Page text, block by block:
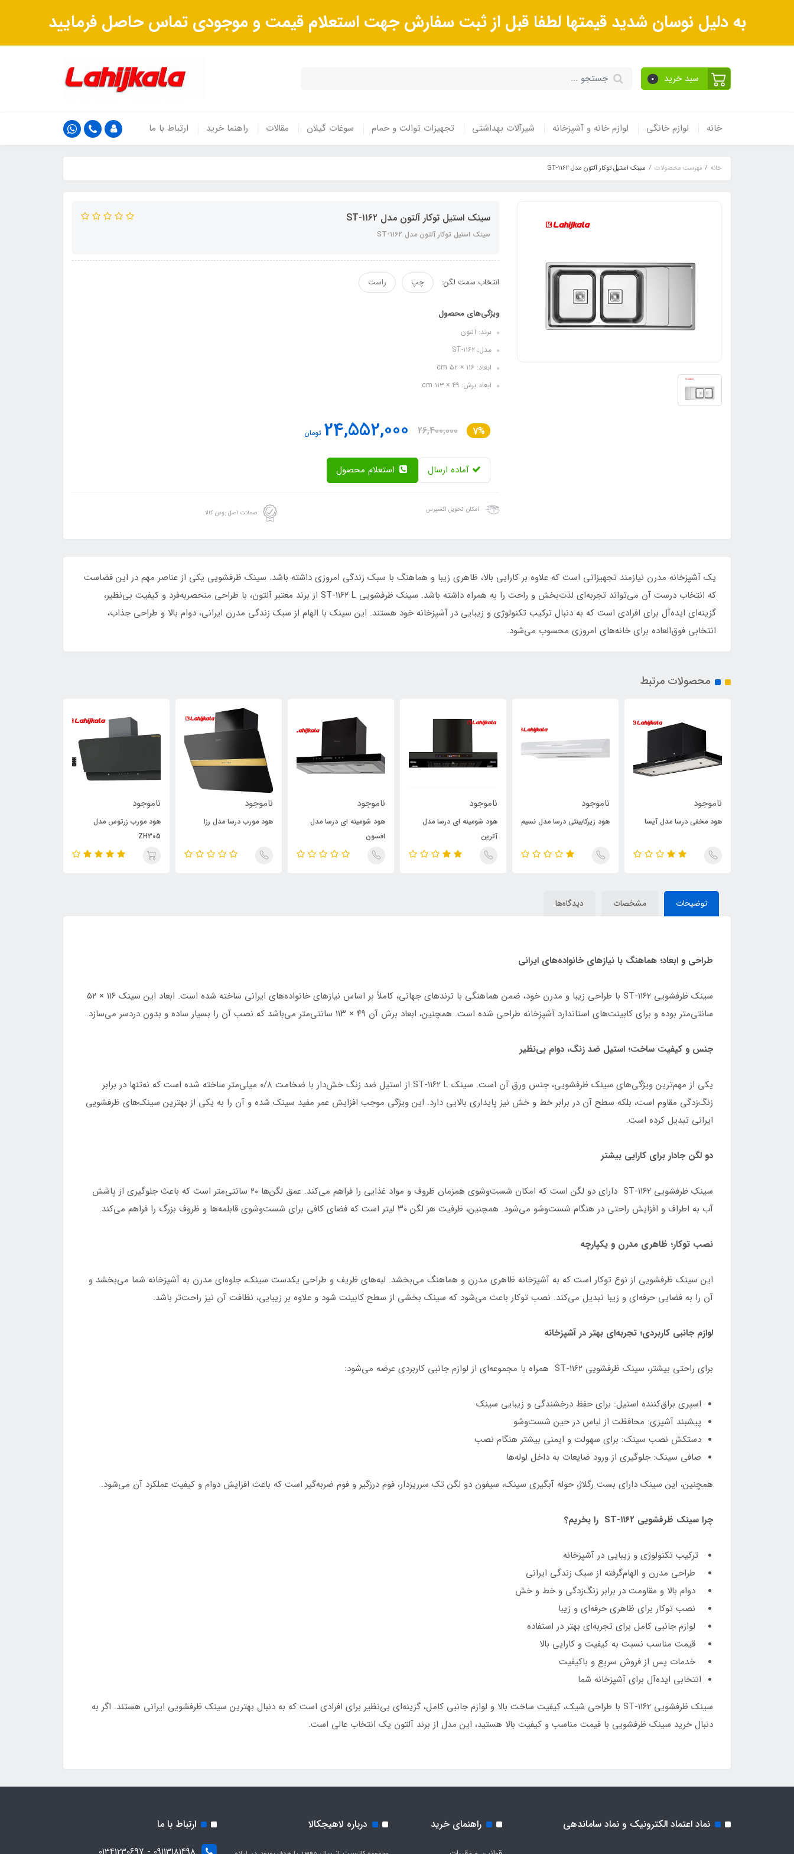
به دلیل نوسان شدید قیمتها لطفا قبل از ثبت سفارش جهت استعلام قیمت و موجودی تماس حاصل فرمایید
سبد خرید 0
خانه لوازم خانگی لوازم خانه و آشپزخانه شیرآلات بهداشتی تجهیزات توالت و حمام سوغات گیلان مقالات راهنما خرید ارتباط با ما
خانه فهرست محصولات سینک استیل توکار آلتون مدل ST-۱۱۶۲
سینک استیل توکار آلتون مدل ST-۱۱۶۲
سینک استیل توکار آلتون مدل ST-۱۱۶۲
انتخاب سمت لگن: چپ راست
ویژگی‌های محصول
برند: آلتون
مدل: ST-۱۱۶۲
ابعاد: ۱۱۶ × ۵۲ cm
ابعاد برش: ۴۹ × ۱۱۳ cm
7%
26,400,000
24,552,000 تومان
آماده ارسال
امکان تحویل اکسپرس ضمانت اصل بودن کالا
یک آشپزخانه مدرن نیازمند تجهیزاتی است که علاوه بر کارایی بالا، ظاهری زیبا و هماهنگ با سبک زندگی امروزی داشته باشد. سینک ظرفشویی یکی از عناصر مهم در این فضاست
که انتخاب درست آن می‌تواند تجربه‌ای لذت‌بخش و راحت را به همراه داشته باشد. سینک ظرفشویی ST-۱۱۶۲ L از برند معتبر آلتون، با طراحی منحصربه‌فرد و کیفیت بی‌نظیر،
گزینه‌ای ایده‌آل برای افرادی است که به دنبال ترکیب تکنولوژی و زیبایی در آشپزخانه خود هستند. این سینک با الهام از سبک زندگی مدرن ایرانی، دوام بالا و طراحی جذاب،
انتخابی فوق‌العاده برای خانه‌های امروزی محسوب می‌شود.
محصولات مرتبط
ناموجود
هود مخفی درسا مدل آیسا
ناموجود
هود زیرکابینتی درسا مدل نسیم
ناموجود
هود شومینه ای درسا مدل
آترین
ناموجود
هود شومینه ای درسا مدل
افسون
ناموجود
هود مورب درسا مدل رزا
ناموجود
هود مورب زرتوس مدل
ZH305
توضیحات مشخصات دیدگاه‌ها
طراحی و ابعاد؛ هماهنگ با نیازهای خانواده‌های ایرانی
سینک ظرفشویی ST-۱۱۶۲ با طراحی زیبا و مدرن خود، ضمن هماهنگی با ترندهای جهانی، کاملاً بر اساس نیازهای خانواده‌های ایرانی ساخته شده است. ابعاد این سینک ۱۱۶ × ۵۲
سانتی‌متر بوده و برای کابینت‌های استاندارد آشپزخانه طراحی شده است. همچنین، ابعاد برش آن ۴۹ × ۱۱۳ سانتی‌متر می‌باشد که نصب آن را بسیار ساده و بدون دردسر می‌سازد.
جنس و کیفیت ساخت؛ استیل ضد زنگ، دوام بی‌نظیر
یکی از مهم‌ترین ویژگی‌های سینک ظرفشویی، جنس ورق آن است. سینک ST-۱۱۶۲ L از استیل ضد زنگ خش‌دار با ضخامت ۰/۸ میلی‌متر ساخته شده است که نه‌تنها در برابر
زنگ‌زدگی مقاوم است، بلکه سطح آن در برابر خط و خش نیز پایداری بالایی دارد. این ویژگی موجب افزایش عمر مفید سینک شده و آن را به یکی از بهترین سینک‌های ظرفشویی
ایرانی تبدیل کرده است.
دو لگن جادار برای کارایی بیشتر
سینک ظرفشویی ST-۱۱۶۲ دارای دو لگن است که امکان شست‌وشوی همزمان ظروف و مواد غذایی را فراهم می‌کند. عمق لگن‌ها ۲۰ سانتی‌متر است که باعث جلوگیری از پاشش
آب به اطراف و افزایش راحتی در هنگام شست‌وشو می‌شود. همچنین، ظرفیت هر لگن ۳۰ لیتر است که فضای کافی برای شست‌وشوی قابلمه‌ها و ظروف بزرگ را فراهم می‌کند.
نصب توکار؛ ظاهری مدرن و یکپارچه
این سینک ظرفشویی از نوع توکار است که به آشپزخانه ظاهری مدرن و هماهنگ می‌بخشد. لبه‌های ظریف و طراحی یکدست سینک، جلوه‌ای مدرن به آشپزخانه شما می‌بخشد و
آن را به فضایی حرفه‌ای و زیبا تبدیل می‌کند. نصب توکار باعث می‌شود که سینک بخشی از سطح کابینت شود و علاوه بر زیبایی، نظافت آن نیز راحت‌تر باشد.
لوازم جانبی کاربردی؛ تجربه‌ای بهتر در آشپزخانه
برای راحتی بیشتر، سینک ظرفشویی ST-۱۱۶۲ همراه با مجموعه‌ای از لوازم جانبی کاربردی عرضه می‌شود:
اسپری براق‌کننده استیل: برای حفظ درخشندگی و زیبایی سینک
پیشبند آشپزی: محافظت از لباس در حین شست‌وشو
دستکش نصب سینک: برای سهولت و ایمنی بیشتر هنگام نصب
صافی سینک: جلوگیری از ورود ضایعات به داخل لوله‌ها
همچنین، این سینک دارای بست رگلاژ، حوله آبگیری سینک، سیفون دو لگن تک سرریزدار، فوم درزگیر و فوم ضربه‌گیر است که باعث افزایش دوام و کیفیت عملکرد آن می‌شود.
چرا سینک ظرفشویی ST-۱۱۶۲ را بخریم؟
ترکیب تکنولوژی و زیبایی در آشپزخانه
طراحی مدرن و الهام‌گرفته از سبک زندگی ایرانی
دوام بالا و مقاومت در برابر زنگ‌زدگی و خط و خش
نصب توکار برای ظاهری حرفه‌ای و زیبا
لوازم جانبی کامل برای تجربه‌ای بهتر در استفاده
قیمت مناسب نسبت به کیفیت و کارایی بالا
خدمات پس از فروش سریع و باکیفیت
انتخابی ایده‌آل برای آشپزخانه شما
سینک ظرفشویی ST-۱۱۶۲ با طراحی شیک، کیفیت ساخت بالا و لوازم جانبی کامل، گزینه‌ای بی‌نظیر برای افرادی است که به دنبال بهترین سینک ظرفشویی ایرانی هستند. اگر به
دنبال خرید سینک ظرفشویی با قیمت مناسب و کیفیت بالا هستید، این مدل از برند آلتون یک انتخاب عالی است.
نماد اعتماد الکترونیک و نماد ساماندهی راهنمای خرید درباره لاهیجکالا ارتباط با ما